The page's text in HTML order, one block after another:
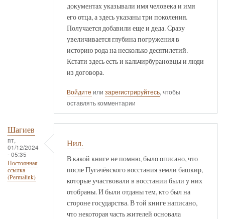
документах указывали имя человека и имя
его отца, а здесь указаны три поколения.
Получается добавили еще и деда. Сразу
увеличивается глубина погружения в
историю рода на несколько десятилетий.
Кстати здесь есть и кальчирбурановцы и люди
из договора.
Войдите или зарегистрируйтесь, чтобы
оставлять комментарии
Шагиев
пт,
01/12/2024
- 05:35
Постоянная
ссылка
(Permalink)
Нил.
В какой книге не помню, было описано, что
после Пугачёвского восстания земли башкир,
которые участвовали в восстании были у них
отобраны. И были отданы тем, кто был на
стороне государства. В той книге написано,
что некоторая часть жителей основала